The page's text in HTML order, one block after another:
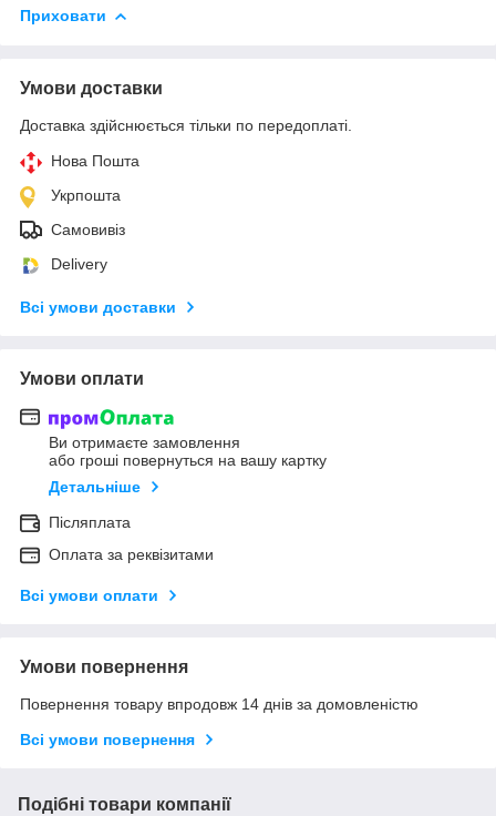
Приховати
Умови доставки
Доставка здійснюється тільки по передоплаті.
Нова Пошта
Укрпошта
Самовивіз
Delivery
Всі умови доставки
Умови оплати
Ви отримаєте замовлення
або гроші повернуться на вашу картку
Детальніше
Післяплата
Оплата за реквізитами
Всі умови оплати
Умови повернення
Повернення товару впродовж 14 днів за домовленістю
Всі умови повернення
Подібні товари компанії